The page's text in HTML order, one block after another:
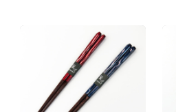
ご夫婦・ご両親へ（夫婦箸）
お食い初め・出産祝い・入園祝い・
成人祝い・卒業祝い・就職祝い
名入れ箸のご紹介